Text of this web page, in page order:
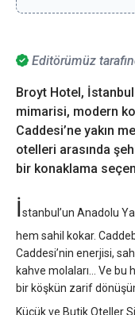
Editörümüz
Broyt Hotel,
mimarisi, modern
Caddesi’ne yakın
otelleri arasında
bir konaklama
İstanbul’un Anadolu
hem sahil kokar.
Caddesi’nin enerjisi,
kahve molaları… Ve
bir köşkün zarif
Küçük ve Butik Oteller